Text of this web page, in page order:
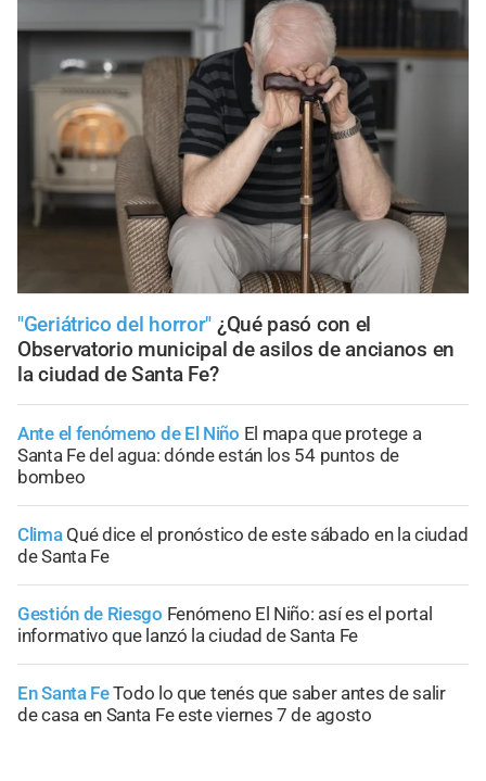
"Geriátrico del horror" ¿Qué pasó con el
Observatorio municipal de asilos de ancianos en
la ciudad de Santa Fe?
Ante el fenómeno de El Niño El mapa que protege a
Santa Fe del agua: dónde están los 54 puntos de
bombeo
Clima Qué dice el pronóstico de este sábado en la ciudad
de Santa Fe
Gestión de Riesgo Fenómeno El Niño: así es el portal
informativo que lanzó la ciudad de Santa Fe
En Santa FeTodo lo que tenés que saber antes de salir
de casa en Santa Fe este viernes 7 de agosto